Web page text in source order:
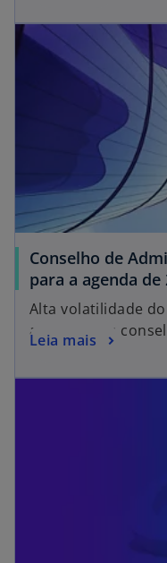
Conselho de
para a agenda de
Alta volatilidade
atuação dos
Leia mais